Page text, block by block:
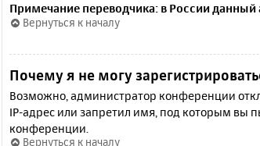
Примечание переводчика: в России
Вернуться к началу
Почему я не могу
Возможно, администратор конференции
IP-адрес или запретил имя, под которым вы
конференции.
Вернуться к началу